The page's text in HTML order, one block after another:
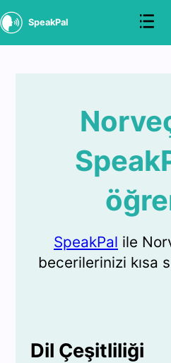
SpeakPal
SpeakPal ile
becerilerinizi kısa
Dil Çeşitliliği